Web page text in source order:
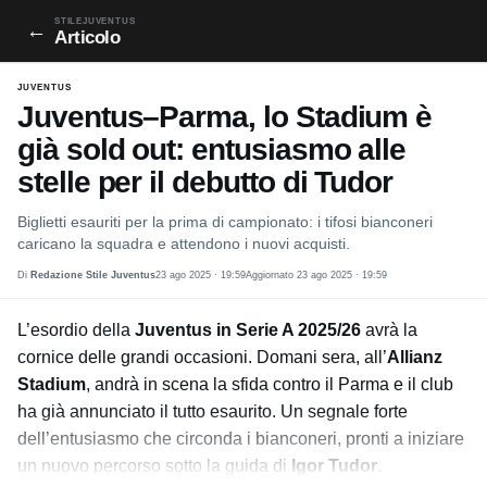
← STILEJUVENTUS
Articolo
JUVENTUS
Juventus–Parma, lo Stadium è
già sold out: entusiasmo alle
stelle per il debutto di Tudor
Biglietti esauriti per la prima di campionato: i tifosi bianconeri
caricano la squadra e attendono i nuovi acquisti.
Di Redazione Stile Juventus23 ago 2025 · 19:59Aggiornato 23 ago 2025 · 19:59
L’esordio della Juventus in Serie A 2025/26 avrà la
cornice delle grandi occasioni. Domani sera, all’Allianz
Stadium, andrà in scena la sfida contro il Parma e il club
ha già annunciato il tutto esaurito. Un segnale forte
dell’entusiasmo che circonda i bianconeri, pronti a iniziare
un nuovo percorso sotto la guida di Igor Tudor.